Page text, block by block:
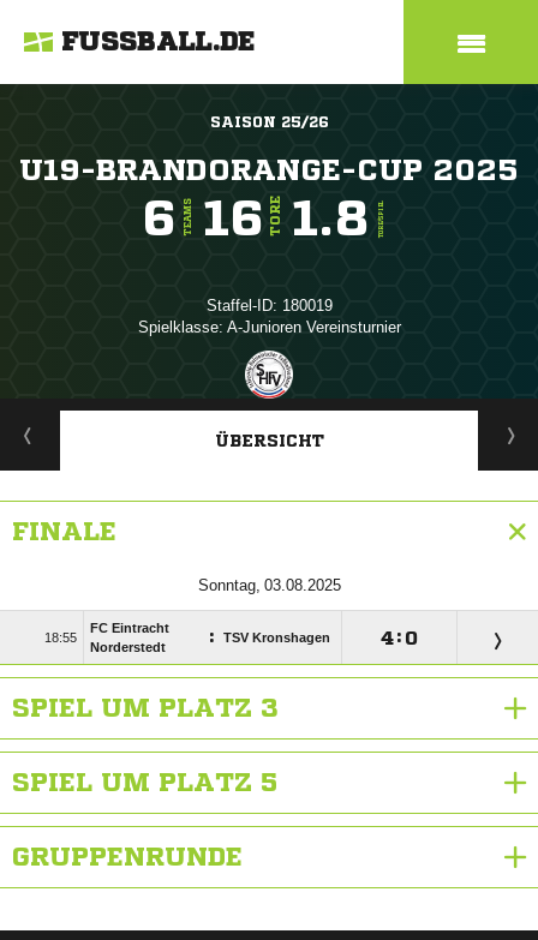
FUSSBALL.DE
SAISON 25/26
U19-BRANDORANGE-CUP 2025
6 TEAMS 16 TORE 1.8 TORE/SPIEL
Staffel-ID: 180019
Spielklasse: A-Junioren Vereinsturnier
ANZEIGE
ÜBERSICHT
FINALE
 

FC Eintracht
Norderstedt
: TSV Kronshagen  : 
SPIEL UM PLATZ 3
SPIEL UM PLATZ 5
GRUPPENRUNDE